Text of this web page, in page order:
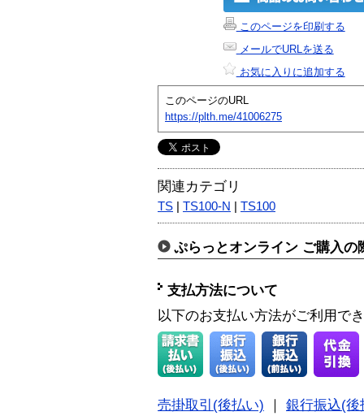
このページを印刷する
メールでURLを送る
お気に入りに追加する
このページのURL
https://plth.me/41006275
関連カテゴリ
TS TS100-N TS100
ぷらっとオンライン ご購入の
支払方法について
以下のお支払い方法がご利用で
売掛取引(後払い) ｜ 銀行振込(後